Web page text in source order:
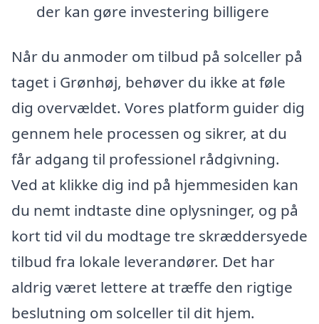
der kan gøre investering billigere
Når du anmoder om tilbud på solceller på
taget i Grønhøj, behøver du ikke at føle
dig overvældet. Vores platform guider dig
gennem hele processen og sikrer, at du
får adgang til professionel rådgivning.
Ved at klikke dig ind på hjemmesiden kan
du nemt indtaste dine oplysninger, og på
kort tid vil du modtage tre skræddersyede
tilbud fra lokale leverandører. Det har
aldrig været lettere at træffe den rigtige
beslutning om solceller til dit hjem.